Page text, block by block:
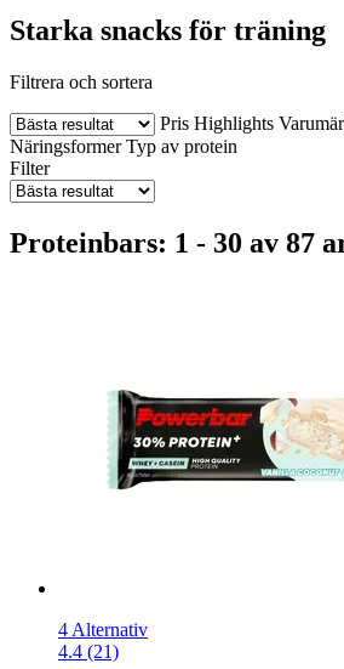
Starka snacks för träning
Filtrera och sortera
Pris Highlights
Näringsformer Typ av protein
Filter
Proteinbars: 1 - 30 av 87
4 Alternativ
4.4 (21)